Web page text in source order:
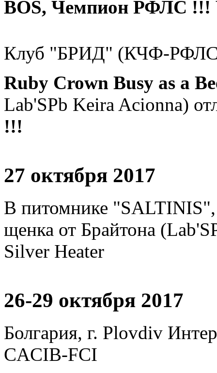
BOS, Чемпион РФЛС
Клуб "БРИД" (КЧФ-
Ruby Crown Busy as a
Lab'SPb Keira Acionna)
!!!
27 октября 2017
В питомнике "SALTINIS",
щенка от Брайтона
Silver Heater
26-29 октября 2017
Болгария, г. Plovdiv
CACIB-FCI